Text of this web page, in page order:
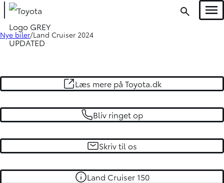
Nye biler Land Cruiser 2024
Læs mere på Toyota.dk
Bliv ringet op
Skriv til os
Land Cruiser 150